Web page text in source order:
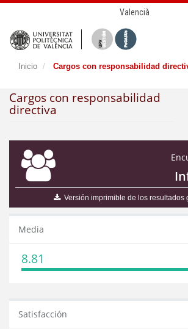
Valencià
Inicio Cargos con responsabilidad
Cargos con responsabilidad
directiva
Versión imprimible de los resultados
Media
8.81
Satisfacción